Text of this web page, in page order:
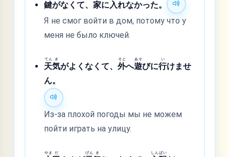
鍵がなくて、家に入れなかった。
Я не смог войти в дом, потому что у
меня не было ключей.
天
てん
気
き
がよくなくて、外
そと
へ遊
あそ
びに行
い
けませ
ん。
Из-за плохой погоды мы не можем
пойти играть на улицу.
やま だ げん き しん ぱい